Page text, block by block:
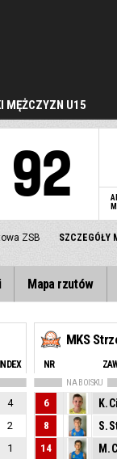
MĘŻCZYZN U15
92
ZSB SZCZEGÓŁY
Mapa rzutów
INDEX
4
2
1
MKS
NR
NA BOISKU
6 K.
8
S.
14
M.